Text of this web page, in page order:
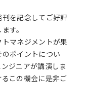
を記念してご好評
す。
マネジメントが果
ポイントについ
ジニアが講演しま
この機会に是非ご